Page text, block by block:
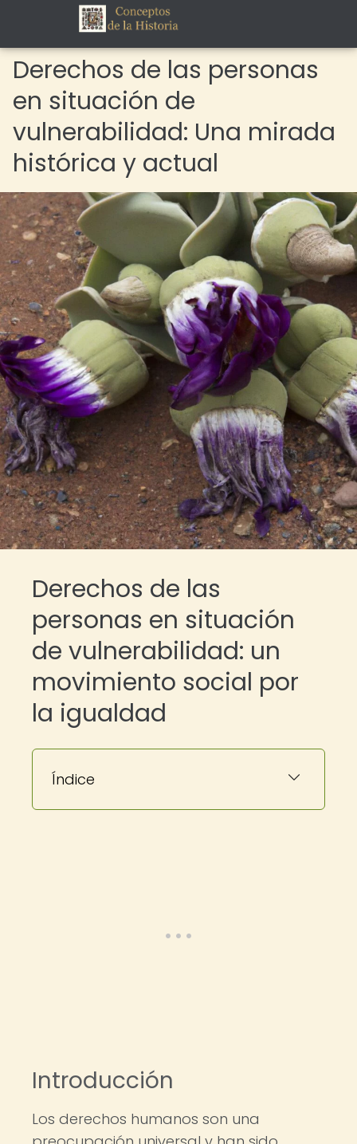
Derechos de las personas
en situación de
vulnerabilidad: Una mirada
histórica y actual
Derechos de las
personas en situación
de vulnerabilidad: un
movimiento social por
la igualdad
Índice
Introducción
Los derechos humanos son una